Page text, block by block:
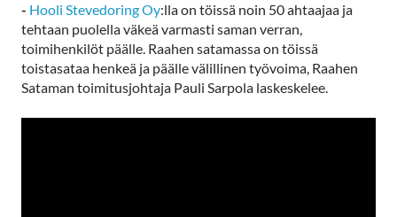
- Hooli Stevedoring Oy:lla on töissä noin 50 ahtaajaa ja
tehtaan puolella väkeä varmasti saman verran,
toimihenkilöt päälle. Raahen satamassa on töissä
toistasataa henkeä ja päälle välillinen työvoima, Raahen
Sataman toimitusjohtaja Pauli Sarpola laskeskelee.